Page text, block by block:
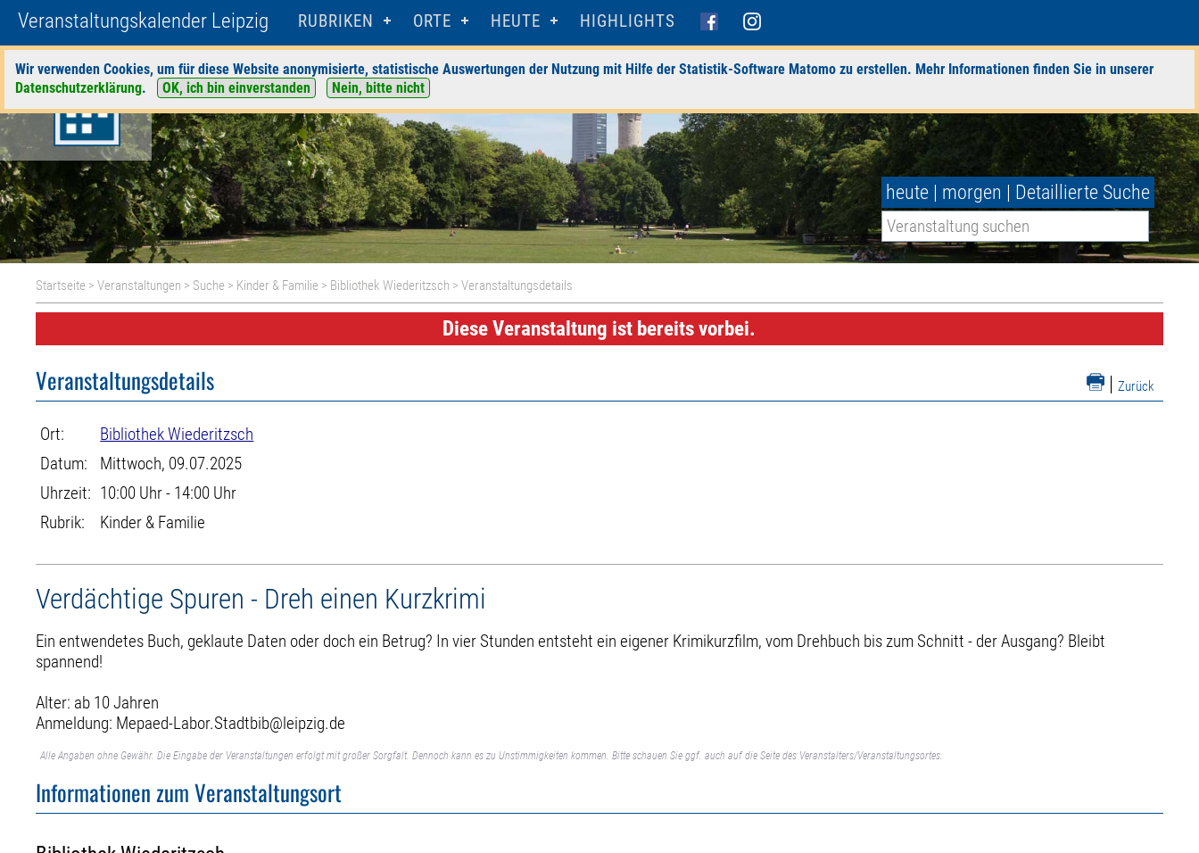
Veranstaltungskalender Leipzig RUBRIKEN ORTE HEUTE HIGHLIGHTS
Wir verwenden Cookies, um für diese Website anonymisierte, statistische Auswertungen der Nutzung mit Hilfe der Statistik-Software Matomo zu erstellen. Mehr Informationen finden Sie in unserer
Datenschutzerklärung. OK, ich bin einverstanden Nein, bitte nicht
heute | morgen | Detaillierte Suche
Startseite >Veranstaltungen > Suche > Kinder & Familie > Bibliothek Wiederitzsch > Veranstaltungsdetails
Diese Veranstaltung ist bereits vorbei.
| Zurück
Veranstaltungsdetails
Ort:
Bibliothek Wiederitzsch
Datum:
Mittwoch, 09.07.2025
Uhrzeit: 10:00 Uhr - 14:00 Uhr
Rubrik:
Kinder & Familie
Verdächtige Spuren - Dreh einen Kurzkrimi
Ein entwendetes Buch, geklaute Daten oder doch ein Betrug? In vier Stunden entsteht ein eigener Krimikurzfilm, vom Drehbuch bis zum Schnitt - der Ausgang? Bleibt
spannend!
Alter: ab 10 Jahren
Anmeldung: Mepaed-Labor.Stadtbib@leipzig.de
Alle Angaben ohne Gewähr. Die Eingabe der Veranstaltungen erfolgt mit großer Sorgfalt. Dennoch kann es zu Unstimmigkeiten kommen. Bitte schauen Sie ggf. auch auf die Seite des Veranstalters/Veranstaltungsortes.
Informationen zum Veranstaltungsort